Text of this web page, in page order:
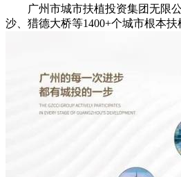
广州市城市扶植投资集团无限公
沙、猎德大桥等1400+个城市根本